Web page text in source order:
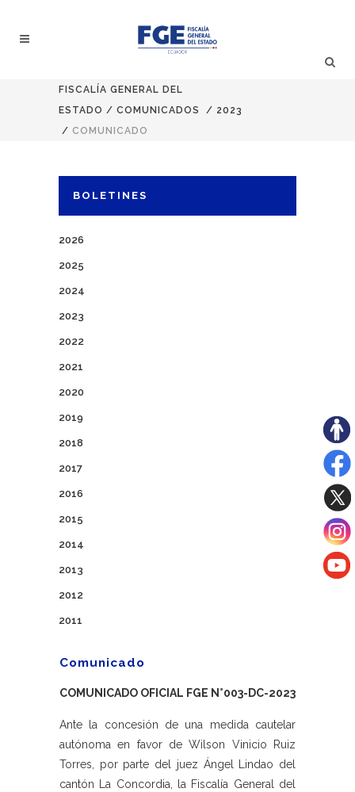
FISCALÍA GENERAL DEL
ESTADO / COMUNICADOS / 2023
/ COMUNICADO
BOLETINES
2026
2025
2024
2023
2022
2021
2020
2019
2018
2017
2016
2015
2014
2013
2012
2011
Comunicado
COMUNICADO OFICIAL FGE N°003-DC-2023
Ante la concesión de una medida cautelar
autónoma en favor de Wilson Vinicio Ruiz
Torres, por parte del juez Ángel Lindao del
cantón La Concordia, la Fiscalía General del